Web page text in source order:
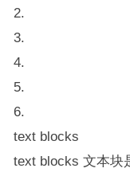
2.
3.
4.
5.
6.
text blocks
text blocks 文本块